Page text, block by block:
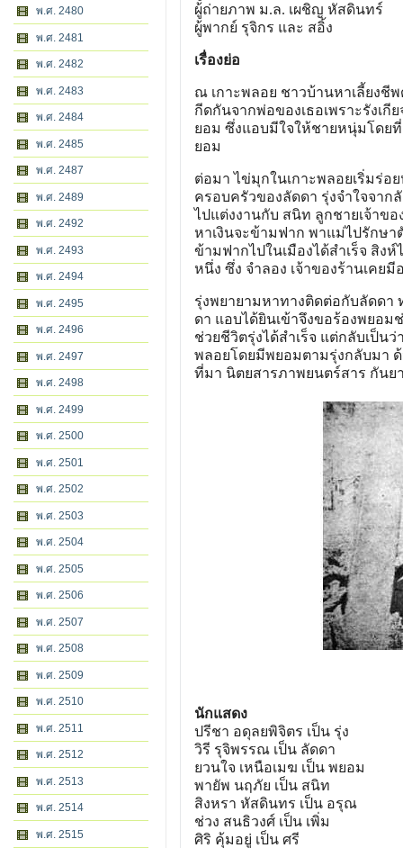
พ.ศ. 2480
พ.ศ. 2481
พ.ศ. 2482
พ.ศ. 2483
พ.ศ. 2484
พ.ศ. 2485
พ.ศ. 2487
พ.ศ. 2489
พ.ศ. 2492
พ.ศ. 2493
พ.ศ. 2494
พ.ศ. 2495
พ.ศ. 2496
พ.ศ. 2497
พ.ศ. 2498
พ.ศ. 2499
พ.ศ. 2500
พ.ศ. 2501
พ.ศ. 2502
พ.ศ. 2503
พ.ศ. 2504
พ.ศ. 2505
พ.ศ. 2506
พ.ศ. 2507
พ.ศ. 2508
พ.ศ. 2509
พ.ศ. 2510
พ.ศ. 2511
พ.ศ. 2512
พ.ศ. 2513
พ.ศ. 2514
พ.ศ. 2515
ผู้ถ่ายภาพ ม.ล. เผชิญ หัสดินทร์
ผู้พากย์ รุจิกร และ สอิ้ง
เรื่องย่อ
ณ เกาะพลอย ชาวบ้านหาเลี้ยงชี
กีดกันจากพ่อของเธอเพราะรังเกี
ยอม ซึ่งแอบมีใจให้ชายหนุ่มโดย
ยอม
ต่อมา ไข่มุกในเกาะพลอยเริ่มร่อ
ครอบครัวของลัดดา รุ่งจําใจจาก
ไปแต่งงานกับ สนิท ลูกชายเจ้าข
หาเงินจะข้ามฟาก พาแม่ไปรักษา
ข้ามฟากไปในเมืองได้สําเร็จ สิง
หนึ่ง ซึ่ง จําลอง เจ้าของร้านเคย
รุ่งพยายามหาทางติดต่อกับลัดดา
ดา แอบได้ยินเข้าจึงขอร้องพยอม
ช่วยชีวิตรุ่งได้สําเร็จ แต่กลับเป็น
พลอยโดยมีพยอมตามรุ่งกลับมา
ที่มา นิตยสารภาพยนตร์สาร กันย
นักแสดง
ปรีชา อดุลยพิจิตร เป็น รุ่ง
วิรี รุจิพรรณ เป็น ลัดดา
ยวนใจ เหนือเมฆ เป็น พยอม
พายัพ นฤภัย เป็น สนิท
สิงหรา หัสดินทร เป็น อรุณ
ช่วง สนธิวงศ์ เป็น เพิ่ม
ศิริ คุ้มอยู่ เป็น ศรี